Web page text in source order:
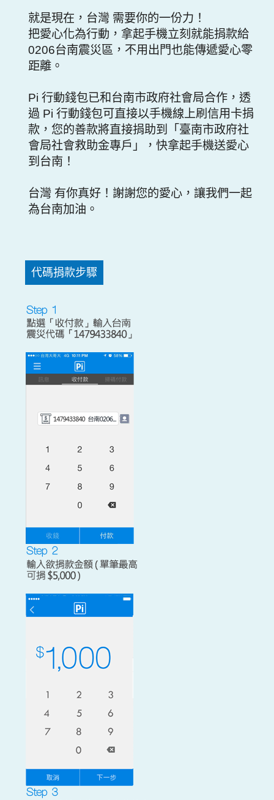
就是現在，台灣 需要你的一份力！
把愛心化為行動，拿起手機立刻就能捐款給
0206台南震災區，不用出門也能傳遞愛心零
距離。
Pi 行動錢包已和台南市政府社會局合作，透
過 Pi 行動錢包可直接以手機線上刷信用卡捐
款，您的善款將直接捐助到「臺南市政府社
會局社會救助金專戶」，快拿起手機送愛心
到台南！
台灣 有你真好！謝謝您的愛心，讓我們一起
為台南加油。
代碼捐款步驟